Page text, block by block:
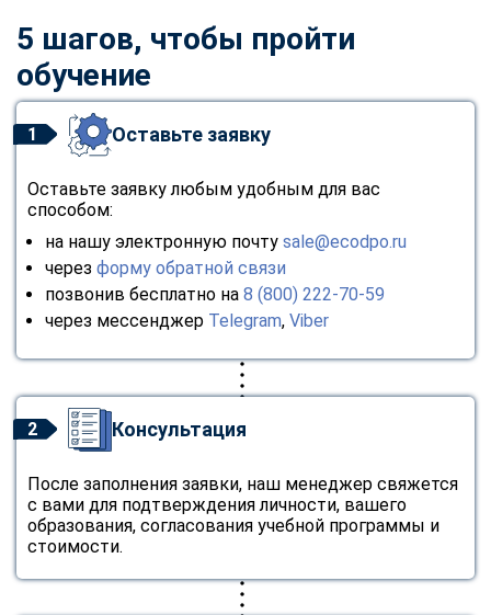
5 шагов, чтобы пройти
обучение
1 Оставьте заявку
Оставьте заявку любым удобным для вас
способом:
на нашу электронную почту sale@ecodpo.ru
через форму обратной связи
позвонив бесплатно на 8 (800) 222-70-59
через мессенджер Telegram, Viber
2 Консультация
После заполнения заявки, наш менеджер свяжется
с вами для подтверждения личности, вашего
образования, согласования учебной программы и
стоимости.